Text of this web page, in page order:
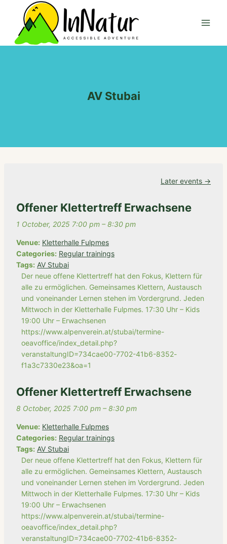
content
AV Stubai
Later events →
Offener Klettertreff Erwachsene
1 October, 2025 7:00 pm –8:30 pm
Venue: Kletterhalle Fulpmes
Categories: Regular trainings
Tags: AV Stubai
Der neue offene Klettertreff hat den Fokus, Klettern für
alle zu ermöglichen. Gemeinsames Klettern, Austausch
und voneinander Lernen stehen im Vordergrund. Jeden
Mittwoch in der Kletterhalle Fulpmes. 17:30 Uhr – Kids
19:00 Uhr – Erwachsenen
https://www.alpenverein.at/stubai/termine-
oeavoffice/index_detail.php?
veranstaltungID=734cae00-7702-41b6-8352-
f1a3c7330e23&oa=1
Offener Klettertreff Erwachsene
8 October, 2025 7:00 pm –8:30 pm
Venue: Kletterhalle Fulpmes
Categories: Regular trainings
Tags: AV Stubai
Der neue offene Klettertreff hat den Fokus, Klettern für
alle zu ermöglichen. Gemeinsames Klettern, Austausch
und voneinander Lernen stehen im Vordergrund. Jeden
Mittwoch in der Kletterhalle Fulpmes. 17:30 Uhr – Kids
19:00 Uhr – Erwachsenen
https://www.alpenverein.at/stubai/termine-
oeavoffice/index_detail.php?
veranstaltungID=734cae00-7702-41b6-8352-